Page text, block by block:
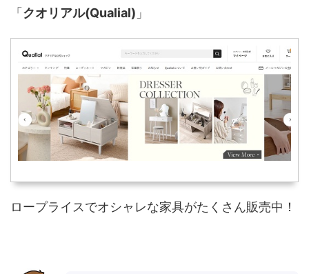
「クオリアル(Qualial) 」
ロープライスでオシャレな家具がたくさん販売中！